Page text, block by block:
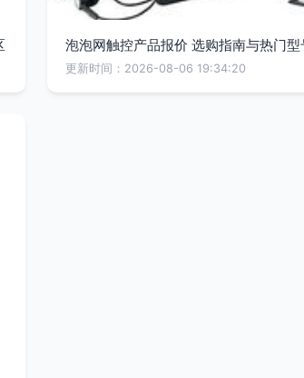
泡泡网触控产品报价 选购指南与热门型
更新时间：2026-08-06 19:34:20